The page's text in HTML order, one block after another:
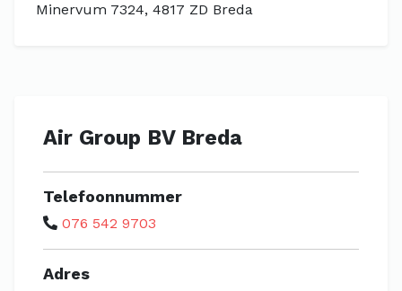
Minervum 7324, 4817 ZD Breda
Air Group BV Breda
Telefoonnummer
076 542 9703
Adres